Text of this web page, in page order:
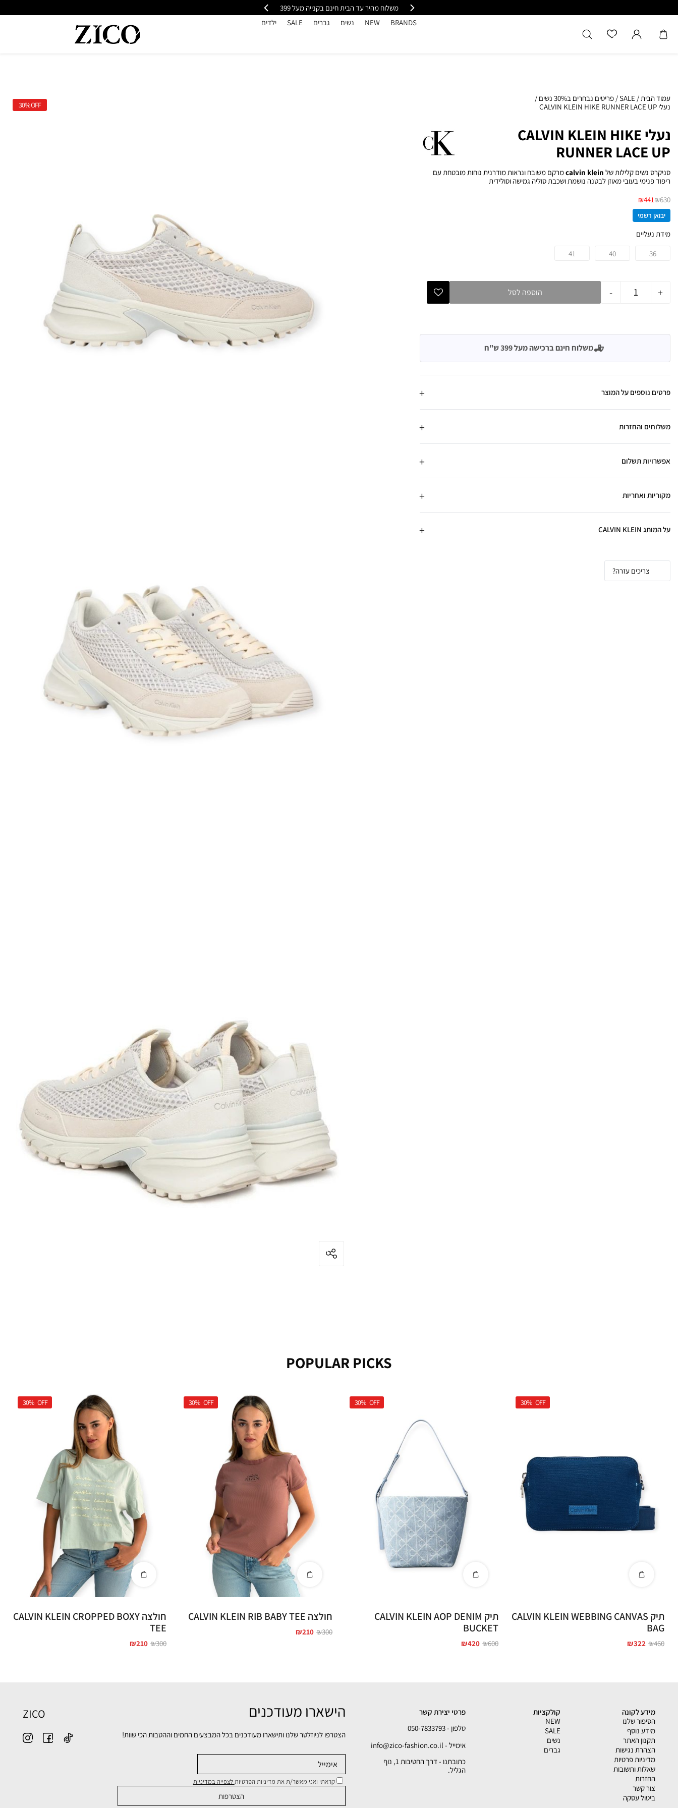
משלוח מהיר עד הבית חינם בקנייה מעל 399
BRANDS
NEW נשים גברים SALE ילדים
30%OFF
עמוד הבית/
SALE
/ פריטים נבחרים ב30% נשים
/
נעלי CALVIN KLEIN HIKE RUNNER LACE UP
נעלי CALVIN KLEIN HIKE
RUNNER LACE UP
סניקרס נשים קלילות של calvin kleinמרקם משובח ונראות מודרנית נוחות מובטחת עם
ריפוד פנימי בעובי מאוזן לבטנה נושמת ושכבת סוליה גמישה וסולידית
₪630
₪441
יבואן רשמי
מידת נעליים
36
40
41
- + הוספה לסל
משלוח חינם ברכישה מעל 399 ש"ח
פרטים נוספים על המוצר
משלוחים והחזרות
אפשרויות תשלום
מקוריות ואחריות
על המותג CALVIN KLEIN
צריכים עזרה?
POPULAR PICKS
30% OFF
תיק CALVIN KLEIN WEBBING CANVAS
BAG
₪460
₪322
30% OFF
תיק CALVIN KLEIN AOP DENIM
BUCKET
₪600
₪420
30% OFF
חולצה CALVIN KLEIN RIB BABY TEE
₪300
₪210
30% OFF
חולצה CALVIN KLEIN CROPPED BOXY
TEE
₪300
₪210
מידע לקונה
הסיפור שלנו
מידע נוסף
תקנון האתר
הצהרת נגישות
מדיניות פרטיות
שאלות ותשובות
החזרות
צור קשר
ביטול עסקה
קולקציות
NEW
SALE
נשים
גברים
פרטי יצירת קשר
טלפון - 050-7833793
אימייל - info@zico-fashion.co.il
כתובתנו - דרך החטיבות 1, נוף
הגליל.
הישארו מעודכנים
הצטרפו לניוזלטר שלנו ותישארו מעודכנים בכל המבצעים החמים וההטבות הכי שוות!
קראתי ואני מאשר/ת את מדיניות הפרטיותלצפייה במדיניות
ZICO